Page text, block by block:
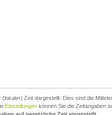
Zeit dargestellt. Dies sind die
Einstellungen können Sie die Zeitangaben